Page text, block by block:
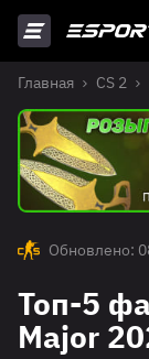
Главная CS 2
Обновлено:
Топ-5
Major